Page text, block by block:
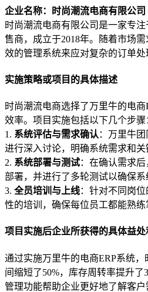
企业名称：时尚潮流电商有限公司
时尚潮流电商有限公司是一家专
售商，成立于2018年。随着市场
效的管理系统来应对复杂的订单处
实施策略或项目的具体描述
时尚潮流电商选择了万里牛的电
效率。项目实施包括以下几个步骤
1. 系统评估与需求确认 ：万里牛
进行深入讨论，明确系统需求和关
2. 系统部署与测试：在确认需求
部署，并进行了多轮测试以确保系
3. 全员培训与上线：针对不同岗
性的培训，确保每位员工都能熟练
项目实施后企业所获得的具体益处
通过实施万里牛的电商ERP系统
间缩短了50%，库存周转率提升了
管理功能帮助企业更好地了解客